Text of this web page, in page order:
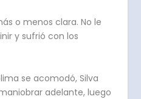
o menos clara. No le
y sufrió con los
se acomodó, Silva
adelante, luego